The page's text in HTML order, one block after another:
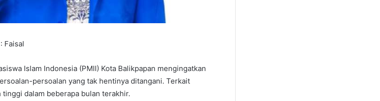
Faisal
Islam Indonesia (PMII) Kota Balikpapan mengingatkan
persoalan yang tak hentinya ditangani. Terkait
dalam beberapa bulan terakhir.